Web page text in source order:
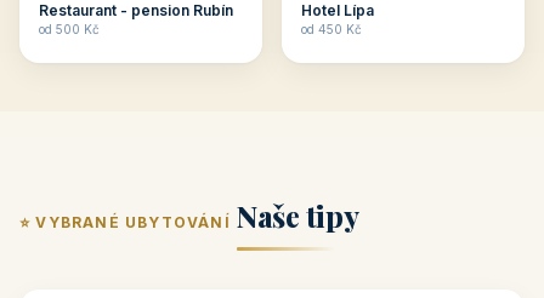
Restaurant - pension Rubín
od 500 Kč
Hotel Lípa
od 450 Kč
⭐ VYBRANÉ UBYTOVÁNÍ Naše tipy